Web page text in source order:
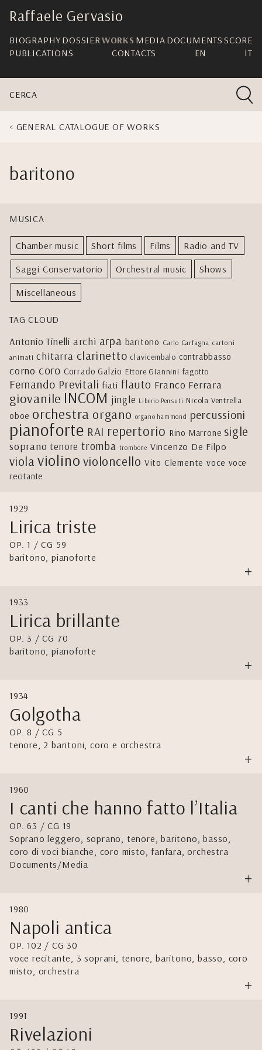
navigation
Raffaele Gervasio
BIOGRAPHYDOSSIERWORKS MEDIA DOCUMENTS SCORE
PUBLICATIONS
CONTACTS EN IT
CERCA
GENERAL CATALOGUE OF WORKS
baritono
MUSICA
Chamber music Short films Films
Radio and TV
Saggi Conservatorio
Orchestral music
Shows
Miscellaneous
TAG CLOUD
Antonio Tinelli archi arpa baritono Carlo Carfagna cartoni
animati chitarra clarinetto clavicembalo contrabbasso
corno coro Corrado Galzio Ettore Giannini fagotto
Fernando Previtali fiati flauto Franco Ferrara
giovanile INCOM jingle Liberio Pensuti Nicola Ventrella
oboe orchestra organo organo hammond percussioni
pianoforte RAI repertorio Rino Marrone sigle
soprano tenore tromba trombone Vincenzo De Filpo
viola violino violoncello Vito Clemente voce voce
recitante
1929
Lirica triste
OP. 1 / CG 59
baritono, pianoforte
+
1933
Lirica brillante
OP. 3 / CG 70
baritono, pianoforte
+
1934
Golgotha
OP. 8 / CG 5
tenore, 2 baritoni, coro e orchestra
+
1960
I canti che hanno fatto l’Italia
OP. 63 / CG 19
Soprano leggero, soprano, tenore, baritono, basso,
coro di voci bianche, coro misto, fanfara, orchestra
Documents/Media
+
1980
Napoli antica
OP. 102 / CG 30
voce recitante, 3 soprani, tenore, baritono, basso, coro
misto, orchestra
+
1991
Rivelazioni